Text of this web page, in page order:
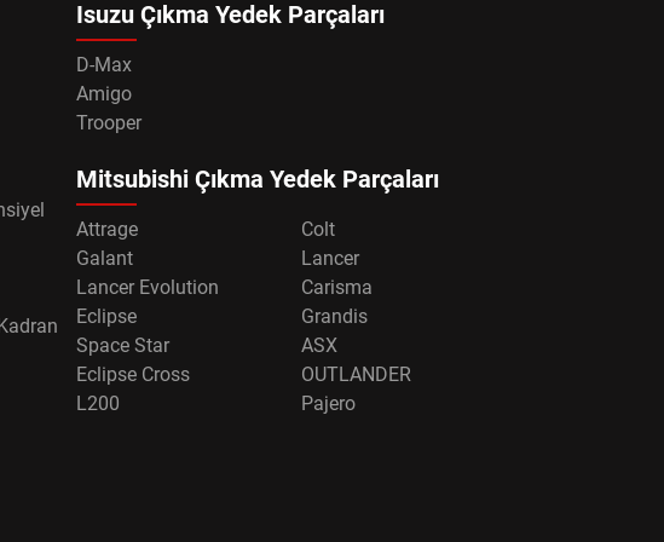
Isuzu Çıkma Yedek Parçaları
D-Max
Amigo
Trooper
Mitsubishi Çıkma Yedek Parçaları
Attrage
Colt
Galant
Lancer
Lancer Evolution
Carisma
Eclipse
Grandis
Space Star
ASX
Eclipse Cross
OUTLANDER
L200
Pajero